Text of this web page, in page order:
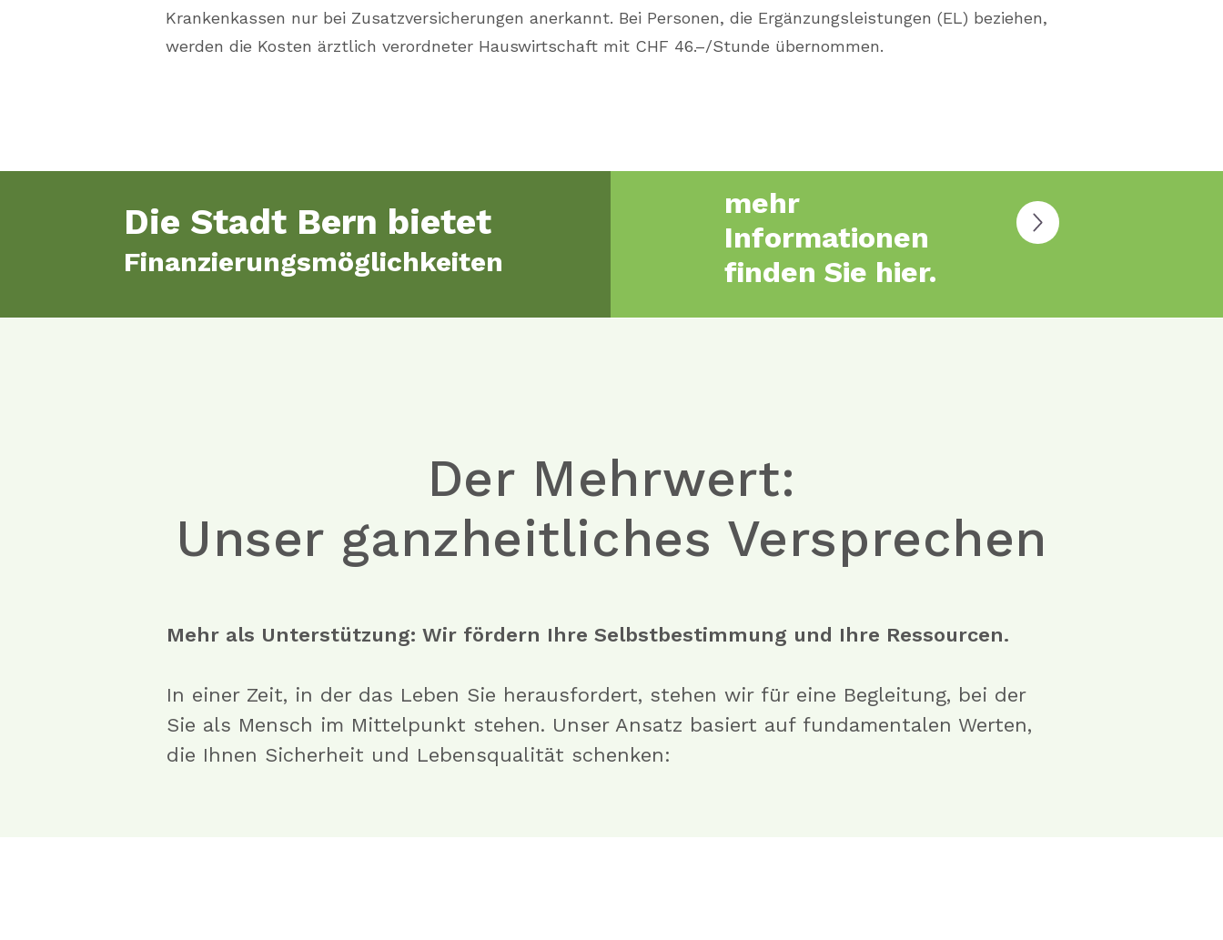
Krankenkassen nur bei Zusatzversicherungen anerkannt. Bei Personen, die Ergänzungsleistungen (EL) beziehen,
werden die Kosten ärztlich verordneter Hauswirtschaft mit CHF 46.–/Stunde übernommen.
Die Stadt Bern bietet
Finanzierungsmöglichkeiten
mehr
Informationen
finden Sie hier.
Der Mehrwert:
Unser ganzheitliches Versprechen
Mehr als Unterstützung: Wir fördern Ihre Selbstbestimmung und Ihre Ressourcen.
In einer Zeit, in der das Leben Sie herausfordert, stehen wir für eine Begleitung, bei der
Sie als Mensch im Mittelpunkt stehen. Unser Ansatz basiert auf fundamentalen Werten,
die Ihnen Sicherheit und Lebensqualität schenken: